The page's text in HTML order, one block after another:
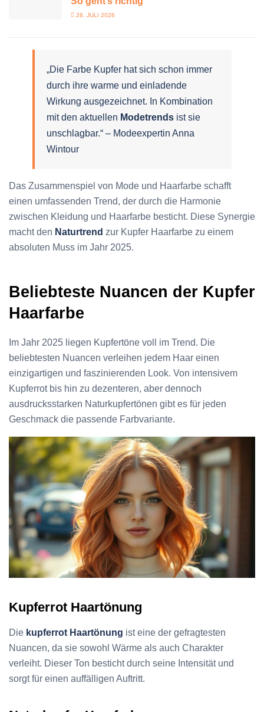
28. JULI 2026
„Die Farbe Kupfer hat sich schon immer
durch ihre warme und einladende
Wirkung ausgezeichnet. In Kombination
mit den aktuellen Modetrends ist sie
unschlagbar.“ – Modeexpertin Anna
Wintour
Das Zusammenspiel von Mode und Haarfarbe schafft
einen umfassenden Trend, der durch die Harmonie
zwischen Kleidung und Haarfarbe besticht. Diese Synergie
macht den Naturtrend zur Kupfer Haarfarbe zu einem
absoluten Muss im Jahr 2025.
Beliebteste Nuancen der Kupfer
Haarfarbe
Im Jahr 2025 liegen Kupfertöne voll im Trend. Die
beliebtesten Nuancen verleihen jedem Haar einen
einzigartigen und faszinierenden Look. Von intensivem
Kupferrot bis hin zu dezenteren, aber dennoch
ausdrucksstarken Naturkupfertönen gibt es für jeden
Geschmack die passende Farbvariante.
Kupferrot Haartönung
Die kupferrot Haartönung ist eine der gefragtesten
Nuancen, da sie sowohl Wärme als auch Charakter
verleiht. Dieser Ton besticht durch seine Intensität und
sorgt für einen auffälligen Auftritt.